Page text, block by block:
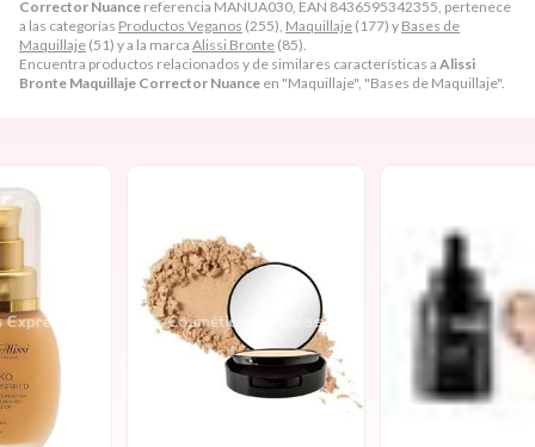
Corrector Nuance referencia MANUA030, EAN 8436595342355, pertenece
a las categorías Productos Veganos (255), Maquillaje (177) y Bases de
Maquillaje (51) y a la marca Alissi Bronte (85).
Encuentra productos relacionados y de similares características a Alissi
Bronte Maquillaje Corrector Nuance en "Maquillaje", "Bases de Maquillaje".